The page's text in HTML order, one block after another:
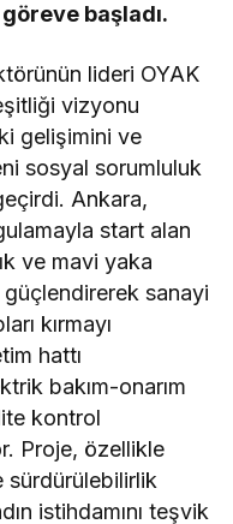
başladı.
lideri OYAK
vizyonu
gelişimini ve
sosyal sorumluluk
Ankara,
start alan
ve mavi yaka
sanayi
kırmayı
hattı
bakım-onarım
kontrol
Proje, özellikle
sürdürülebilirlik
istihdamını teşvik